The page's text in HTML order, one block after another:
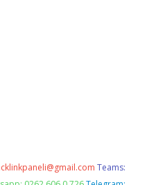
Teams: